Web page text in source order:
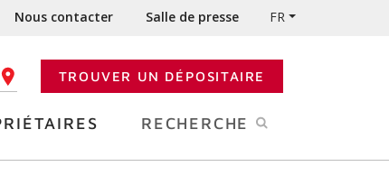
Nous contacter Salle de presse FR
POSTALTROUVER UN DÉPOSITAIRE
RECHERCHE